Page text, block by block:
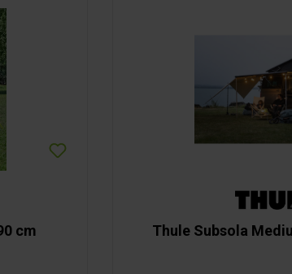
cm Thule Subsola